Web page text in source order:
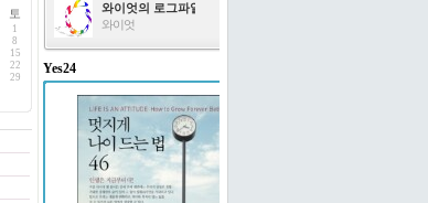
토
1
8
15
22
29
와이엇의 로그파일
와이엇
Yes24